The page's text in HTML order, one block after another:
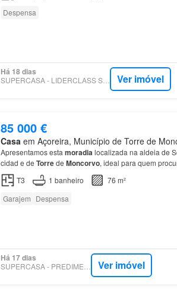
Despensa
Há 18 dias
SUPERCASA - LIDERCLASS SOCIEDADE DE MEDIAÇÃO IMOBILIÁRIA, LDA Ver imóvel
85 000 €
Casaem Açoreira, Município de Torre de
Apresentamos esta moradialocalizada na aldeia de
cidad e de Torrede Moncorvo, ideal para quem
oportunidade interessante para habitação própria,
T3 1 banheiro
76 m²
Garajem Despensa
Há 17 dias
Ver imóvel